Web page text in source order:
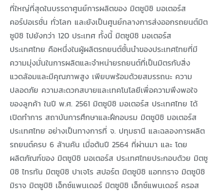
ที่ใหญ่ที่สุดในบรรดาศูนย์การผลิตของ มิตซูบิชิ มอเตอร์ส
คอร์ปอเรชั่น ทั่วโลก และยังเป็นศูนย์กลางการส่งออกรถยนต์มิต
ซูบิชิ ไปยังกว่า 120 ประเทศ ทั้งนี้ มิตซูบิชิ มอเตอร์ส
ประเทศไทย คือหนึ่งในผู้ผลิตรถยนต์ชั้นนำของประเทศไทยที่มี
ความมุ่งมั่นในการผลิตและจำหน่ายรถยนต์ที่เป็นมิตรกับสิ่ง
แวดล้อมและมีคุณภาพสูง เพียบพร้อมด้วยสมรรถนะ ความ
ปลอดภัย ความสะดวกสบายและเทคโนโลยีเพื่อความพึงพอใจ
ของลูกค้า ในปี พ.ศ. 2561 มิตซูบิชิ มอเตอร์ส ประเทศไทย ได้
เปิดทำการ สถาบันการศึกษาและฝึกอบรม มิตซูบิชิ มอเตอร์ส
ประเทศไทย อย่างเป็นทางการที่ จ. ปทุมธานี และฉลองการผลิต
รถยนต์ครบ 6 ล้านคัน เมื่อต้นปี 2564 ที่ผ่านมา และ โดย
ผลิตภัณฑ์ของ มิตซูบิชิ มอเตอร์ส ประเทศไทยประกอบด้วย มิตซู
บิชิ ไทรทัน มิตซูบิชิ ปาเจโร สปอร์ต มิตซูบิชิ แอททราจ มิตซูบิชิ
มิราจ มิตซูบิชิ เอ็กซ์แพนเดอร์ มิตซูบิชิ เอ็กซ์แพนเดอร์ ครอส